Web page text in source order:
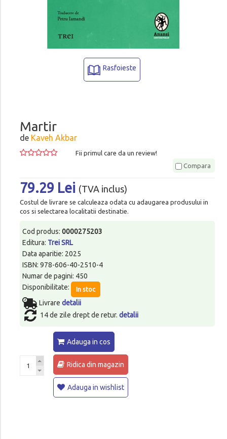
Rasfoieste
Martir
de Kaveh Akbar
Fii primul care da un review!
Compara
79.29 Lei (TVA inclus)
Costul de livrare se calculeaza odata cu adaugarea produsului in
cos si selectarea localitatii destinatie.
Cod produs: 0000275203
Editura: Trei SRL
Data aparitie: 2025
ISBN: 978-606-40-2510-4
Numar de pagini: 450
Disponibilitate:
In stoc
Livrare detalii
14 de zile drept de retur. detalii
Adauga in cos
Ridica din magazin
Adauga in wishlist